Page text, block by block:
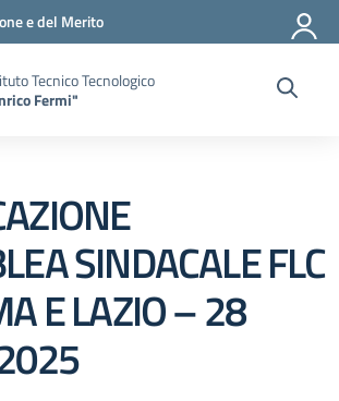
e del Merito
Tecnico Tecnologico
Fermi"
SINDACALE FLC
E LAZIO – 28